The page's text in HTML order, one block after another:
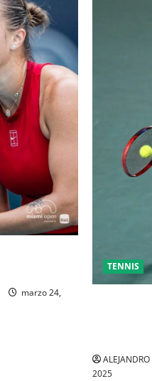
marzo 24,
TENNIS
2025